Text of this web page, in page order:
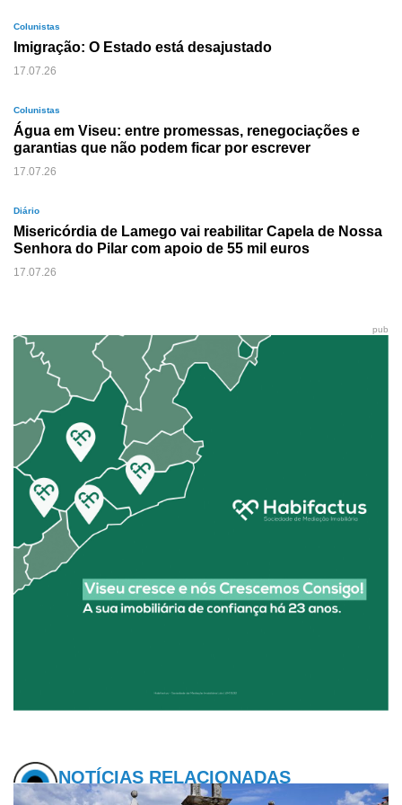
Colunistas
Imigração: O Estado está desajustado
17.07.26
Colunistas
Água em Viseu: entre promessas, renegociações e
garantias que não podem ficar por escrever
17.07.26
Diário
Misericórdia de Lamego vai reabilitar Capela de Nossa
Senhora do Pilar com apoio de 55 mil euros
17.07.26
pub
NOTÍCIAS RELACIONADAS